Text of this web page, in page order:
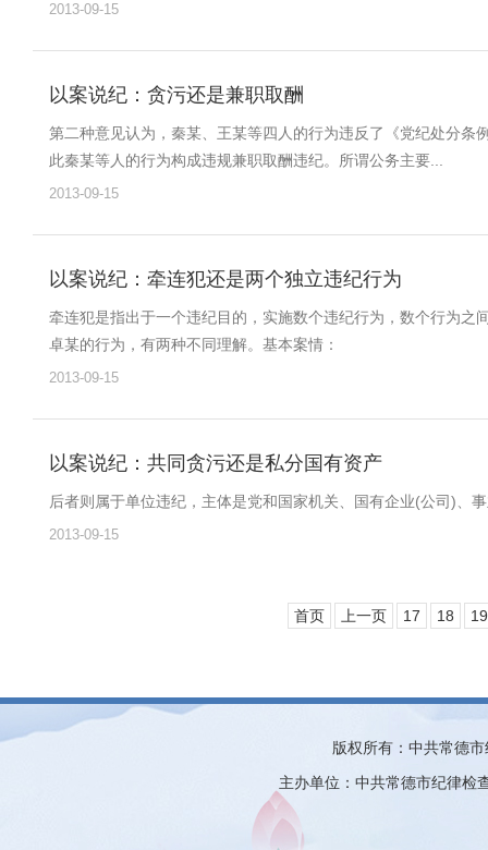
2013-09-15
以案说纪：贪污还是兼职取酬
第二种意见认为，秦某、王某等四人的行为违反了《党纪处分
此秦某等人的行为构成违规兼职取酬违纪。所谓公务主要...
2013-09-15
以案说纪：牵连犯还是两个独立违纪行为
牵连犯是指出于一个违纪目的，实施数个违纪行为，数个行为
卓某的行为，有两种不同理解。基本案情：
2013-09-15
以案说纪：共同贪污还是私分国有资产
后者则属于单位违纪，主体是党和国家机关、国有企业(公司)、
2013-09-15
首页 上一页 17 18 19
版权所有：中共常德
主办单位：中共常德市纪律检